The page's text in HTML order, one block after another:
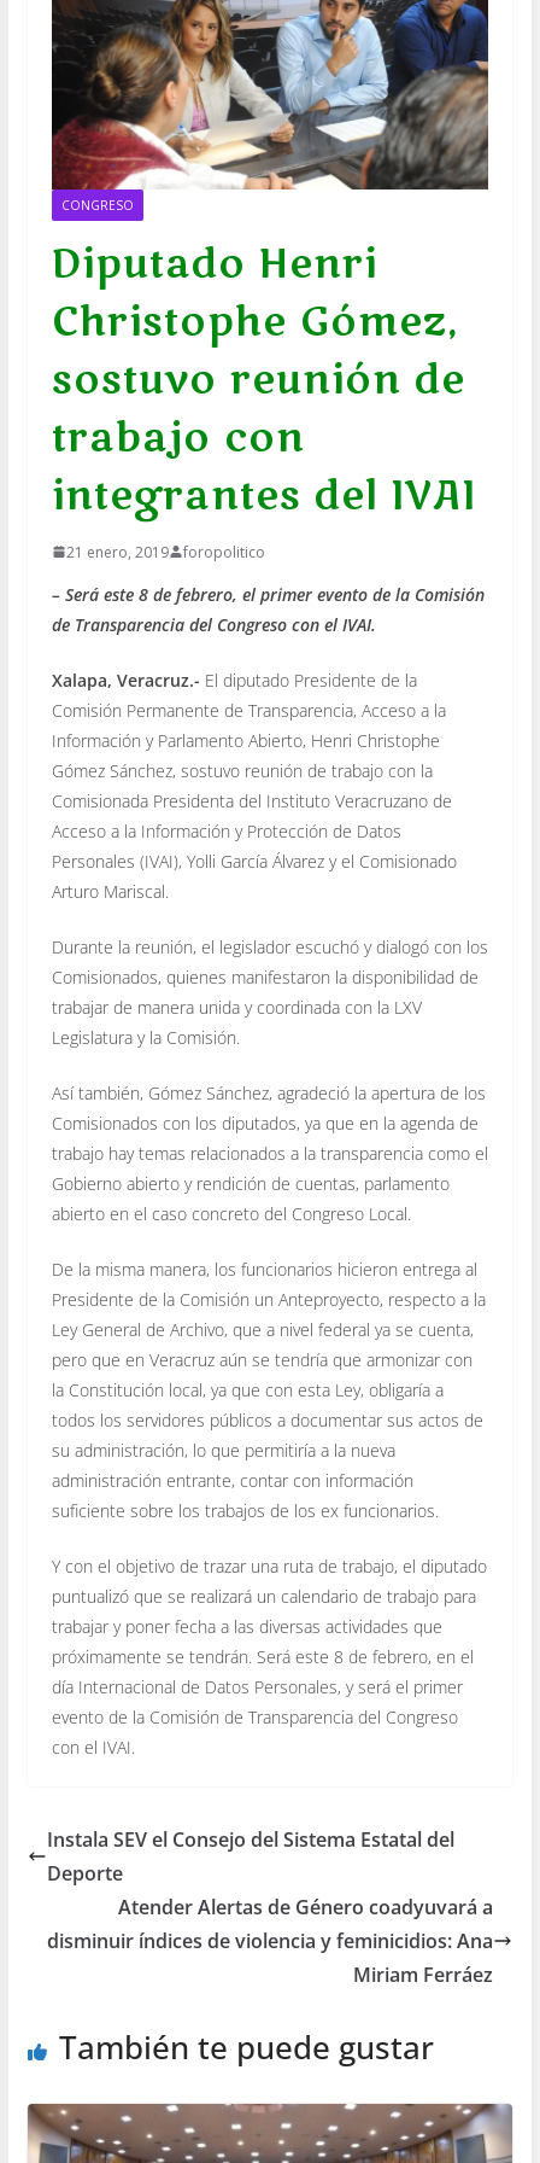
CONGRESO
Diputado Henri
Christophe Gómez,
sostuvo reunión de
trabajo con
integrantes del IVAI
21 enero, 2019 foropolitico
– Será este 8 de febrero, el primer evento de la Comisión
de Transparencia del Congreso con el IVAI.
Xalapa, Veracruz.- El diputado Presidente de la
Comisión Permanente de Transparencia, Acceso a la
Información y Parlamento Abierto, Henri Christophe
Gómez Sánchez, sostuvo reunión de trabajo con la
Comisionada Presidenta del Instituto Veracruzano de
Acceso a la Información y Protección de Datos
Personales (IVAI), Yolli García Álvarez y el Comisionado
Arturo Mariscal.
Durante la reunión, el legislador escuchó y dialogó con los
Comisionados, quienes manifestaron la disponibilidad de
trabajar de manera unida y coordinada con la LXV
Legislatura y la Comisión.
Así también, Gómez Sánchez, agradeció la apertura de los
Comisionados con los diputados, ya que en la agenda de
trabajo hay temas relacionados a la transparencia como el
Gobierno abierto y rendición de cuentas, parlamento
abierto en el caso concreto del Congreso Local.
De la misma manera, los funcionarios hicieron entrega al
Presidente de la Comisión un Anteproyecto, respecto a la
Ley General de Archivo, que a nivel federal ya se cuenta,
pero que en Veracruz aún se tendría que armonizar con
la Constitución local, ya que con esta Ley, obligaría a
todos los servidores públicos a documentar sus actos de
su administración, lo que permitiría a la nueva
administración entrante, contar con información
suficiente sobre los trabajos de los ex funcionarios.
Y con el objetivo de trazar una ruta de trabajo, el diputado
puntualizó que se realizará un calendario de trabajo para
trabajar y poner fecha a las diversas actividades que
próximamente se tendrán. Será este 8 de febrero, en el
día Internacional de Datos Personales, y será el primer
evento de la Comisión de Transparencia del Congreso
con el IVAI.
Instala SEV el Consejo del Sistema Estatal del
Deporte
Atender Alertas de Género coadyuvará a
disminuir índices de violencia y feminicidios: Ana
Miriam Ferráez
También te puede gustar